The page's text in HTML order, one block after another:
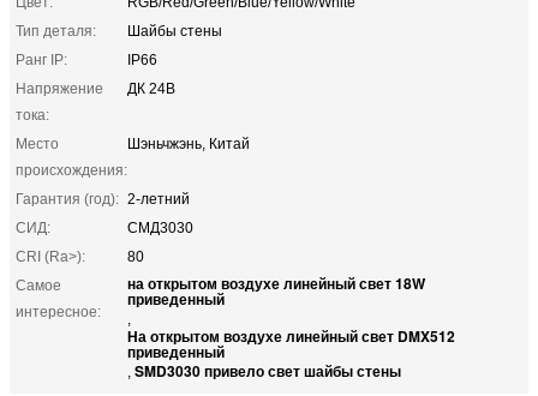
Тип деталя:
Шайбы стены
Ранг IP:
IP66
Напряжение
тока:
ДК 24В
Место
происхождения:
Шэньчжэнь, Китай
Гарантия (год): 2-летний
СИД:
СМД3030
CRI (Ra>):
80
Самое
интересное:
на открытом воздухе линейный свет 18W
приведенный
,
На открытом воздухе линейный свет DMX512
приведенный
, SMD3030 привело свет шайбы стены